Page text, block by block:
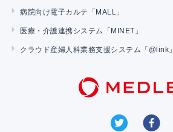
病院向け電子カルテ「MALL」
医療・介護連携システム「MINET」
クラウド産婦人科業務支援システム「@link」